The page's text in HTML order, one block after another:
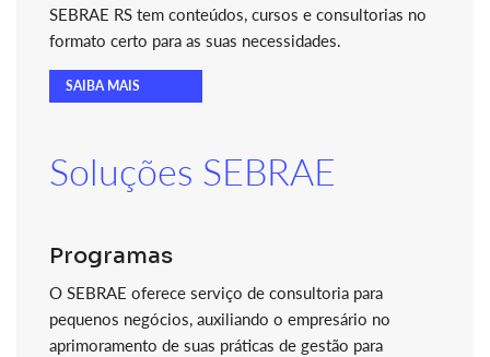
SEBRAE RS tem conteúdos, cursos e consultorias no
formato certo para as suas necessidades.
SAIBA MAIS
Soluções SEBRAE
Programas
O SEBRAE oferece serviço de consultoria para
pequenos negócios, auxiliando o empresário no
aprimoramento de suas práticas de gestão para